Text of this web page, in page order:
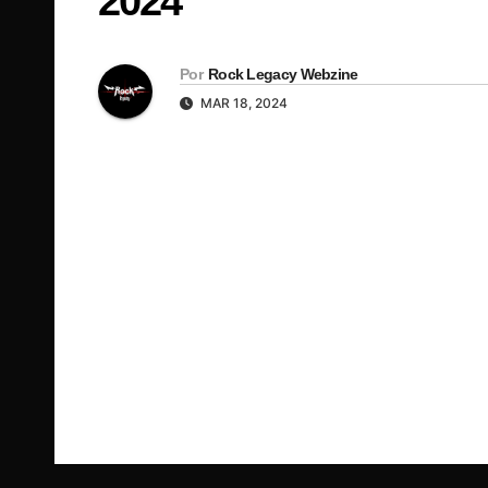
Por Rock Legacy Webzine
MAR 18, 2024